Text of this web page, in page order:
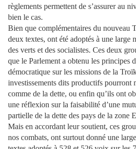
règlements permettent de s’assurer au
bien le cas.
Bien que complémentaires du nouveau
deux textes, ont été adoptés à une large
des verts et des socialistes. Ces deux
que le Parlement a obtenu les principes
démocratique sur les missions de la
investissements dits productifs pourront
comme de la dette, ou enfin qu’ils ont
une réflexion sur la faisabilité d’une
partielle de la dette des pays de la zone
Mais en accordant leur soutient, ces
nos combats, ont surtout donné une